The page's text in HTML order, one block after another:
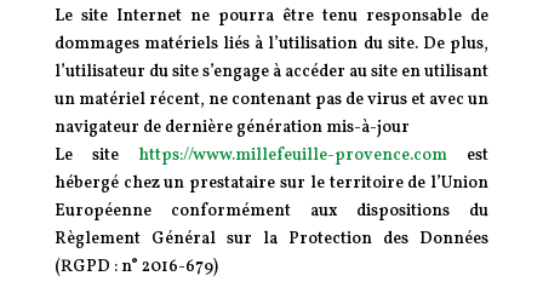
Le site Internet ne pourra être tenu responsable de
dommages matériels liés à l’utilisation du site. De plus,
l’utilisateur du site s’engage à accéder au site en utilisant
un matériel récent, ne contenant pas de virus et avec un
navigateur de dernière génération mis-à-jour
Le site https://www.millefeuille-provence.com est
hébergé chez un prestataire sur le territoire de l’Union
Européenne conformément aux dispositions du
Règlement Général sur la Protection des Données
(RGPD : n° 2016-679)